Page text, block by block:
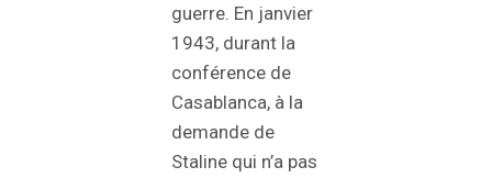
guerre. En janvier
1943, durant la
conférence de
Casablanca, à la
demande de
Staline qui n’a pas